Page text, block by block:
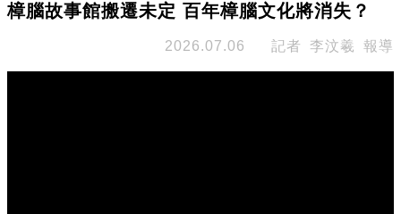
樟腦故事館搬遷未定 百年樟腦文化將消失？
2026.07.06 記者 李汶羲 報導